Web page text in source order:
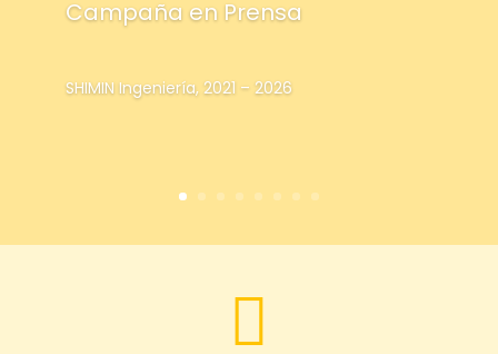
Campaña en Prensa
SHIMIN Ingeniería, 2021 – 2026
